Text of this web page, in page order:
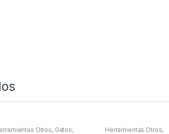
Otros, Gatos,
Herramientas Otros,